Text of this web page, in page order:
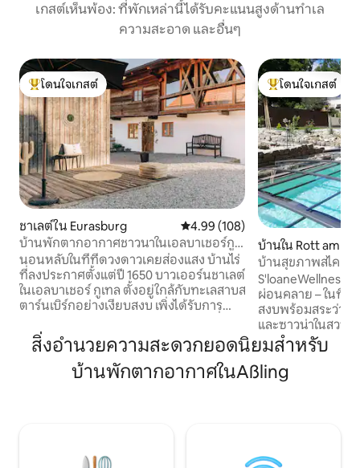
เกสต์เห็นพ้อง: ที่พักเหล่านี้ได้รับคะแนนสูงด้านทำเล
ความสะอาด และอื่นๆ
โดนใจเกสต์ที่สุด
โดนใจเกสต์
ชาเลต์ใน Eurasburg คะแนนเฉลี่ย 4.99 จาก 5, 108 รีวิว
4.99 (108)
บ้านพักตากอากาศชาวนาในเอลบาเชอร์กู
เทล
นอนหลับในที่ที่ดวงดาวเคยส่องแสง บ้านไร่
ที่ลงประกาศตั้งแต่ปี 1650 บาวเออร์นชาเลต์
ในเอลบาเชอร์ กูเทล ตั้งอยู่ใกล้กับทะเลสาบส
ตาร์นเบิร์กอย่างเงียบสงบ เพิ่งได้รับการ
ออกแบบมา พื้นที่กว่า 175 ตร.ม. สำหรับใช้
เวลาร่วมกัน เงียบสงบ เปิดกว้าง สม่ำเสมอ
พักได้สูงสุด 10 คน เตาผิง 2 เตา ห้องครัว -
ห้องนั่งเล่นพร้อมโต๊ะขนาดใหญ่ 3 ห้องนอน
โดนใจเกสต์ที่สุด
โดนใจเกสต์
บ้านใน Rott am Inn
บ้านสุขภาพสไคลน์
ผ่อนคลาย – ในที่พั
สงบพร้อมสระว่าย
และซาวน่าในสวนเพื่อ
ส่วนตัวได้รับการป
ความรักอย่างมาก เทือกเขาแอลป์บาวาเรีย
ทะเลสาบเจียมซีร
การขี่จักรยานหล
สิ่งอำนวยความสะดวกยอดนิยมสำหรับ
บ้านพักตากอากาศในAßling